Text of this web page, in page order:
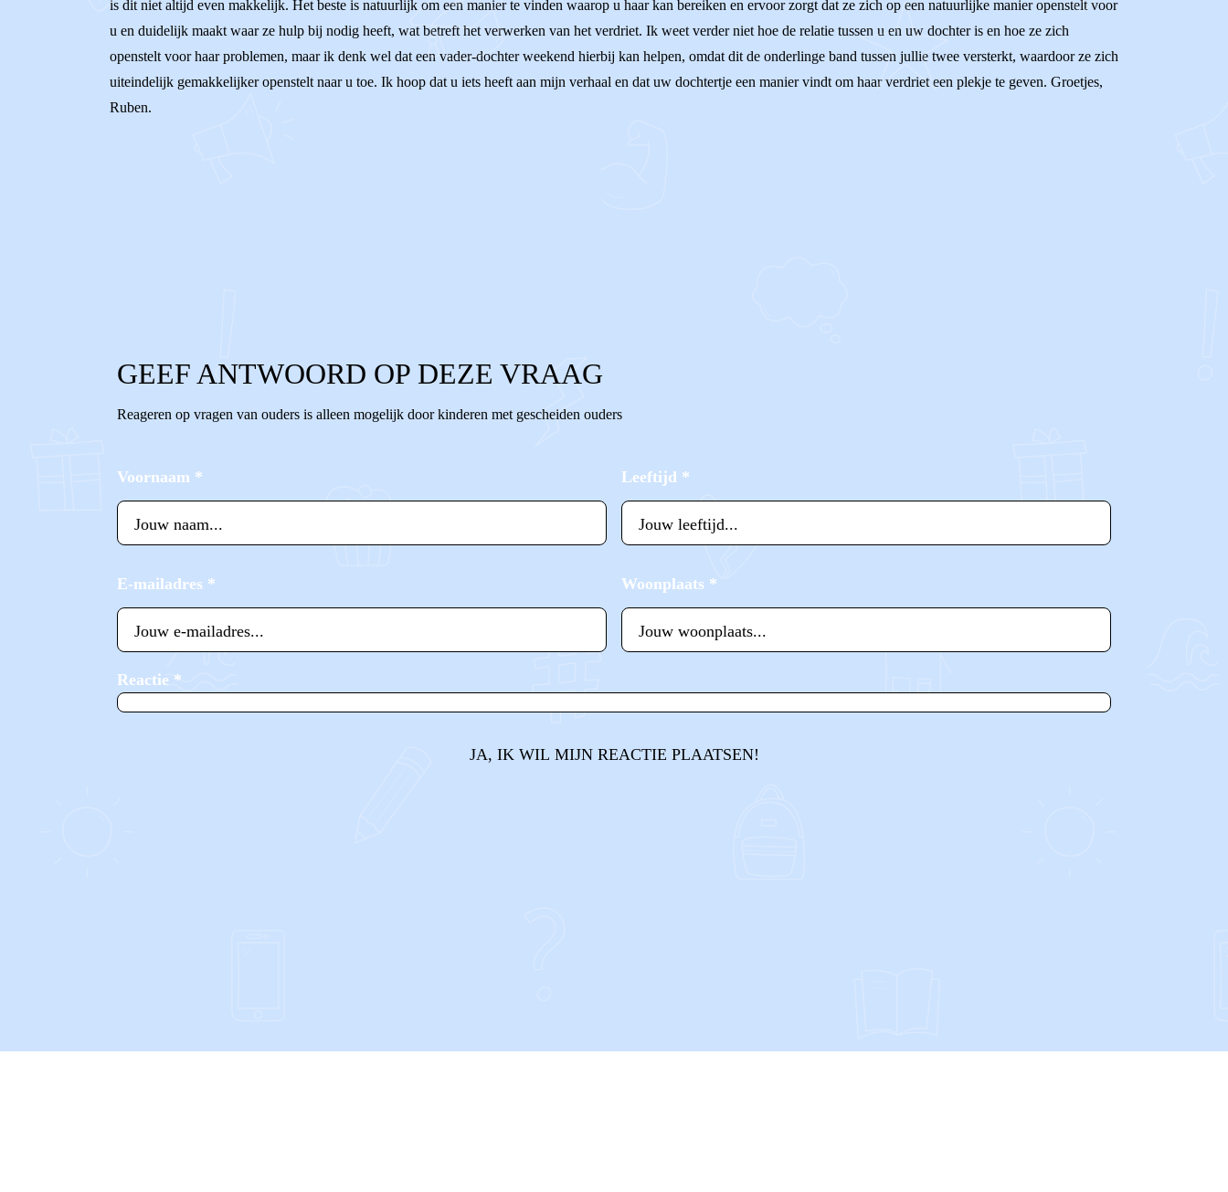
is dit niet altijd even makkelijk. Het beste is natuurlijk om een manier te vinden waarop u haar kan bereiken en ervoor zorgt dat ze zich op een natuurlijke manier openstelt voor
u en duidelijk maakt waar ze hulp bij nodig heeft, wat betreft het verwerken van het verdriet. Ik weet verder niet hoe de relatie tussen u en uw dochter is en hoe ze zich
openstelt voor haar problemen, maar ik denk wel dat een vader-dochter weekend hierbij kan helpen, omdat dit de onderlinge band tussen jullie twee versterkt, waardoor ze zich
uiteindelijk gemakkelijker openstelt naar u toe. Ik hoop dat u iets heeft aan mijn verhaal en dat uw dochtertje een manier vindt om haar verdriet een plekje te geven. Groetjes,
Ruben.
GEEF ANTWOORD OP DEZE VRAAG
Reageren op vragen van ouders is alleen mogelijk door kinderen met gescheiden ouders
Voornaam * Leeftijd *
E-mailadres * Woonplaats *
Reactie *
JA, IK WIL MIJN REACTIE PLAATSEN!